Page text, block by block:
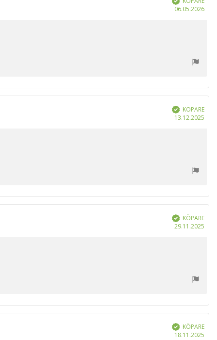
06.05.2026
Bekräftad
KÖPARE
13.12.2025
Bekräftad
KÖPARE
29.11.2025
Bekräftad
KÖPARE
18.11.2025